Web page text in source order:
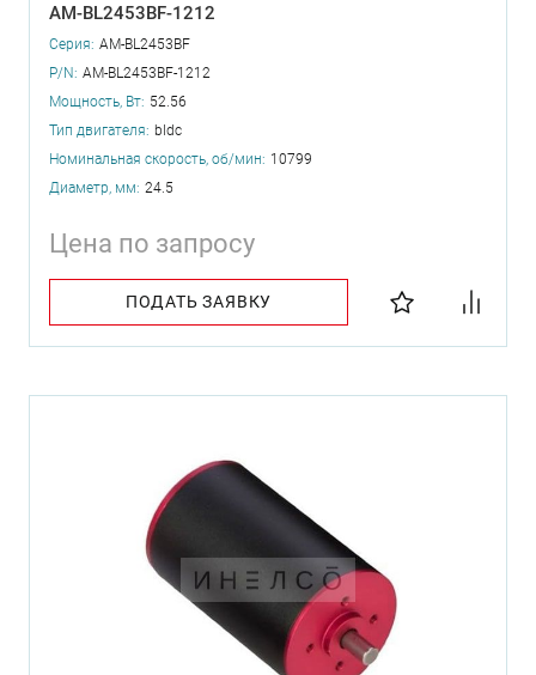
AM-BL2453BF-1212
Серия: AM-BL2453BF
P/N: AM-BL2453BF-1212
Мощность, Вт: 52.56
Тип двигателя: bldc
Номинальная скорость, об/мин: 10799
Диаметр, мм: 24.5
Цена по запросу
ПОДАТЬ ЗАЯВКУ